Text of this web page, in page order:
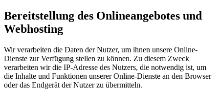
Bereitstellung des Onlineangebotes und
Webhosting
Wir verarbeiten die Daten der Nutzer, um ihnen unsere Online-
Dienste zur Verfügung stellen zu können. Zu diesem Zweck
verarbeiten wir die IP-Adresse des Nutzers, die notwendig ist, um
die Inhalte und Funktionen unserer Online-Dienste an den Browser
oder das Endgerät der Nutzer zu übermitteln.